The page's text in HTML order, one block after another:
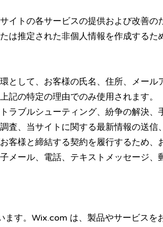
イトの各サービスの提供および改善の
は推定された非個人情報を作成するた
として、お客様の氏名、住所、メール
記の特定の理由でのみ使用されます。
ラブルシューティング、紛争の解決、
査、当サイトに関する最新情報の送信
客様と締結する契約を履行するため、
メール、電話、テキストメッセージ、
す。Wix.com は、製品やサービスを